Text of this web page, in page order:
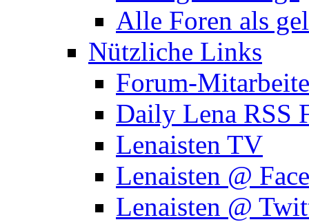
Alle Foren als
Nützliche Links
Forum-
Daily Lena RSS
Lenaisten TV
Lenaisten @
Lenaisten @